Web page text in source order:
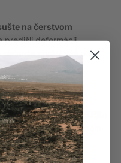
na čerstvom
predišli deformácii
chráni váš odev,
používajte nižšie
Týmto spôsobom
zachovávate ich